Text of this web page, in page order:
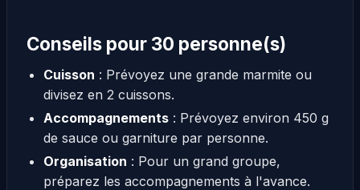
Conseils pour 30 personne(s)
Cuisson : Prévoyez une grande marmite ou
divisez en 2 cuissons.
Accompagnements: Prévoyez environ 450 g
de sauce ou garniture par personne.
Organisation : Pour un grand groupe,
préparez les accompagnements à l'avance.